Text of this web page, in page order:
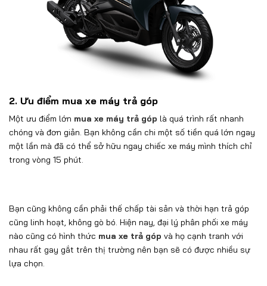
2. Ưu điểm mua xe máy trả góp
Một ưu điểm lớn mua xe máy trả góp là quá trình rất nhanh
chóng và đơn giản. Bạn không cần chi một số tiền quá lớn ngay
một lần mà đã có thể sở hữu ngay chiếc xe máy mình thích chỉ
trong vòng 15 phút.
Bạn cũng không cần phải thế chấp tài sản và thời hạn trả góp
cũng linh hoạt, không gò bó. Hiện nay, đại lý phân phối xe máy
nào cũng có hình thức mua xe trả góp và họ cạnh tranh với
nhau rất gay gắt trên thị trường nên bạn sẽ có được nhiều sự
lựa chọn.